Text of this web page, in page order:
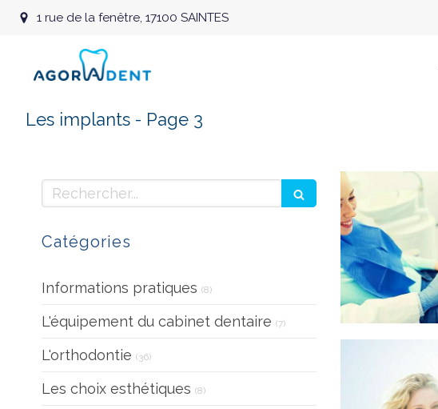
1 rue de la fenêtre, 17100 SAINTES
Les implants - Page 3
Rechercher
Catégories
Informations pratiques (8)
L'équipement du cabinet dentaire (7)
L'orthodontie (36)
Les choix esthétiques (8)